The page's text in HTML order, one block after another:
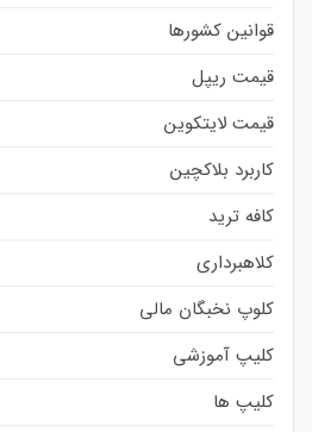
قوانین کشورها
قیمت ریپل
قیمت لایتکوین
کاربرد بلاکچین
کافه ترید
کلاهبرداری
کلوپ نخبگان مالی
کلیپ آموزشی
کلیپ ها